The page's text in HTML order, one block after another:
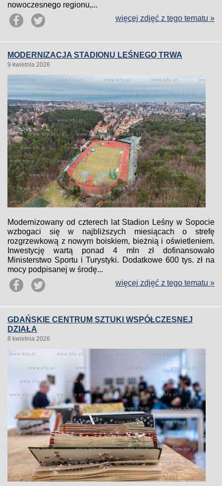
nowoczesnego regionu,...
więcej zdjęć z tego tematu »
MODERNIZACJA STADIONU LEŚNEGO TRWA
9 kwietnia 2026
Modernizowany od czterech lat Stadion Leśny w Sopocie
wzbogaci się w najbliższych miesiącach o strefę
rozgrzewkową z nowym boiskiem, bieżnią i oświetleniem.
Inwestycję wartą ponad 4 mln zł dofinansowało
Ministerstwo Sportu i Turystyki. Dodatkowe 600 tys. zł na
mocy podpisanej w środę...
więcej zdjęć z tego tematu »
GDAŃSKIE CENTRUM SZTUKI WSPÓŁCZESNEJ
DZIAŁA
8 kwietnia 2026